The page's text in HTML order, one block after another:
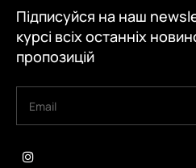
Підписуйся на наш
курсі всіх останніх
пропозицій